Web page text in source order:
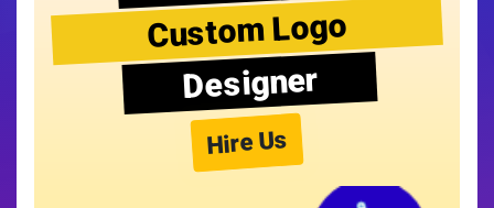
Custom Logo
Designer
Hire Us